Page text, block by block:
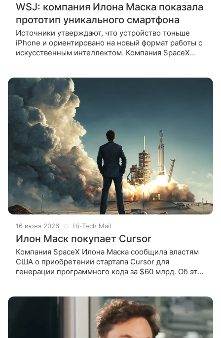
WSJ: компания Илона Маска показала
прототип уникального смартфона
Источники утверждают, что устройство тоньше
iPhone и ориентировано на новый формат работы с
искусственным интеллектом. Компания SpaceX
16 июня 2026 Hi-Tech Mail
Илон Маск покупает Cursor
Компания SpaceX Илона Маска сообщила властям
США о приобретении стартапа Cursor для
генерации программного кода за $60 млрд. Об этом